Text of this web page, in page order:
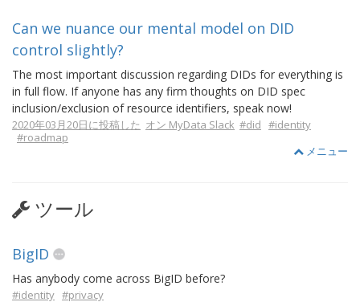
Can we nuance our mental model on DID
control slightly?
The most important discussion regarding DIDs for everything is
in full flow. If anyone has any firm thoughts on DID spec
inclusion/exclusion of resource identifiers, speak now!
2020年03月20日に投稿した オン MyData Slack #did #identity
#roadmap
メニュー
ツール
BigID
Has anybody come across BigID before?
#identity #privacy